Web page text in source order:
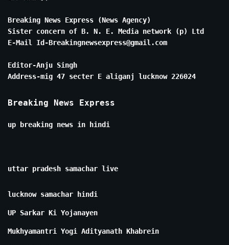
Breaking News Express (News Agency)
Sister concern of B. N. E. Media network (p) Ltd
E-Mail Id-Breakingnewsexpress@gmail.com
Editor-Anju Singh
Address-mig 47 secter E aliganj lucknow 226024
Breaking News Express
up breaking news in hindi
uttar pradesh samachar live
lucknow samachar hindi
UP Sarkar Ki Yojanayen
Mukhyamantri Yogi Adityanath Khabrein